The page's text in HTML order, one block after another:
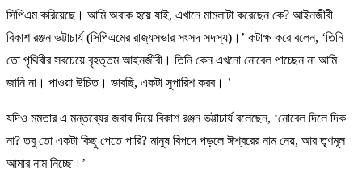
সিপিএম করিয়েছে। আমি অবাক হয়ে যাই, এখানে মামলাটা করেছেন কে? আইনজীবী
বিকাশ রঞ্জন ভট্টাচার্য (সিপিএমের রাজ্যসভার সংসদ সদস্য)।’ কটাক্ষ করে বলেন, ‘তিনি
তো পৃথিবীর সবচেয়ে বৃহত্তম আইনজীবী। তিনি কেন এখনো নোবেল পাচ্ছেন না আমি
জানি না। পাওয়া উচিত। ভাবছি, একটা সুপারিশ করব। ’
যদিও মমতার এ মন্তব্যের জবাব দিয়ে বিকাশ রঞ্জন ভট্টাচার্য বলেছেন, ‘নোবেল দিলে দিক
না? তবু তো একটা কিছু পেতে পারি? মানুষ বিপদে পড়লে ঈশ্বরের নাম নেয়, আর তৃণমূল
আমার নাম নিচ্ছে।’